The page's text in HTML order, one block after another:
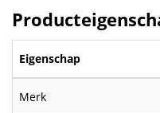
Eigenschap
Merk